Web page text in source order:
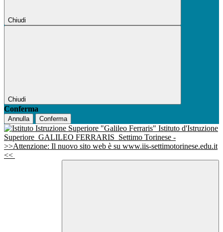
Chiudi
Chiudi
Conferma
Annulla Conferma
Istituto d'Istruzione
Superiore GALILEO FERRARIS Settimo Torinese -
>>Attenzione: Il nuovo sito web è su www.iis-settimotorinese.edu.it
<<